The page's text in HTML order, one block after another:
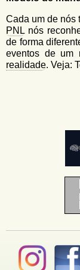
l
á
r
i
o
G
o
l
f
Cada um de nós
PNL nós
de forma
eventos de um
realidade. Veja: